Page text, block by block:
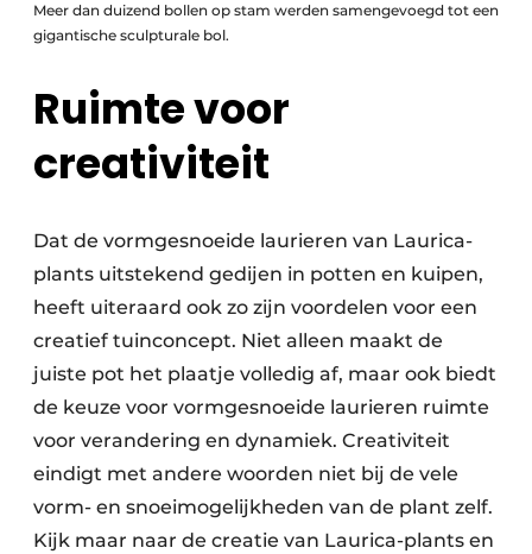
Meer dan duizend bollen op stam werden samengevoegd tot een
gigantische sculpturale bol.
Ruimte voor
creativiteit
Dat de vormgesnoeide laurieren van Laurica-
plants uitstekend gedijen in potten en kuipen,
heeft uiteraard ook zo zijn voordelen voor een
creatief tuinconcept. Niet alleen maakt de
juiste pot het plaatje volledig af, maar ook biedt
de keuze voor vormgesnoeide laurieren ruimte
voor verandering en dynamiek. Creativiteit
eindigt met andere woorden niet bij de vele
vorm- en snoeimogelijkheden van de plant zelf.
Kijk maar naar de creatie van Laurica-plants en